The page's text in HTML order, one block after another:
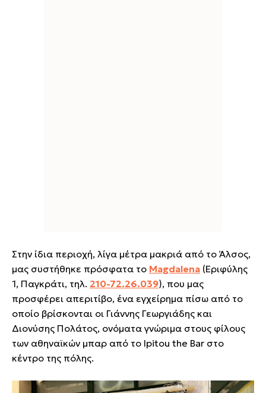
Στην ίδια περιοχή, λίγα μέτρα μακριά από το Άλσος,
μας συστήθηκε πρόσφατα το Magdalena (Εριφύλης
1, Παγκράτι, τηλ. 210-72.26.039), που μας
προσφέρει απεριτίβο, ένα εγχείρημα πίσω από το
οποίο βρίσκονται οι Γιάννης Γεωργιάδης και
Διονύσης Πολάτος, ονόματα γνώριμα στους φίλους
των αθηναϊκών μπαρ από το Ipitou the Bar στο
κέντρο της πόλης.